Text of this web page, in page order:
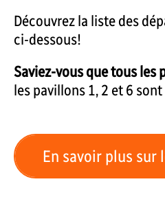
Découvrez la liste des
ci-dessous!
Saviez-vous que tous les
les pavillons 1, 2 et 6
En savoir plus